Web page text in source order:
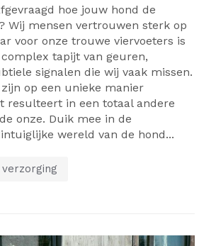
hoe jouw hond de
Wij mensen vertrouwen sterk op
voor onze trouwe viervoeters is
tapijt van geuren,
signalen die wij vaak missen.
op een unieke manier
resulteert in een totaal andere
onze. Duik mee in de
wereld van de hond...
verzorging